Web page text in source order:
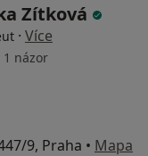
Zítková
· Více
1 názor
9, Praha • Mapa